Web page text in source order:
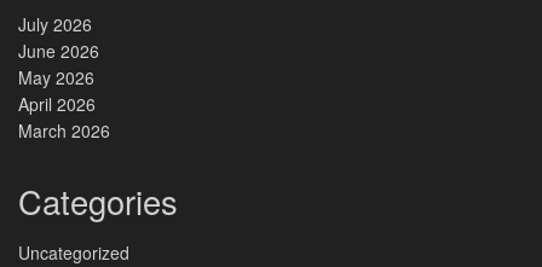
July 2026
June 2026
May 2026
April 2026
March 2026
Categories
Uncategorized